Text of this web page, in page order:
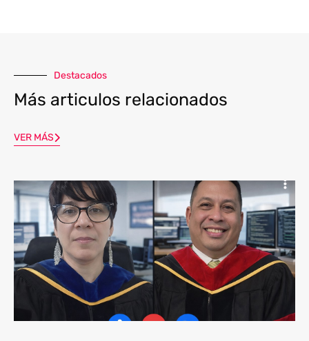
Destacados
Más articulos relacionados
VER MÁS